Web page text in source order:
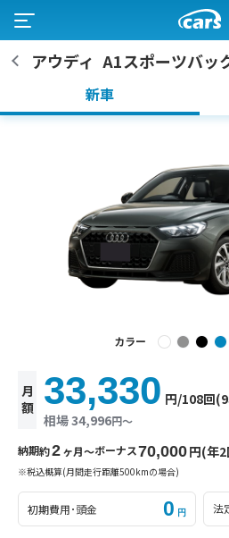
アウディ A1スポーツバッ
新車
カラー
月
額
相場 34,996円〜
33,330 円/108回
納期約2ヶ月〜ボーナス70,000円(年2
※税込概算(月間走行距離500kmの場合)
初期費用･頭金 0 円 法